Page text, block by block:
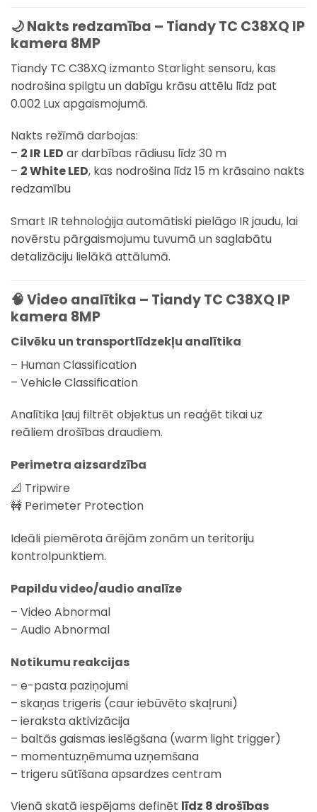
🌙 Nakts redzamība – Tiandy TC C38XQ IP
kamera 8MP
Tiandy TC C38XQ izmanto Starlight sensoru, kas
nodrošina spilgtu un dabīgu krāsu attēlu līdz pat
0.002 Lux apgaismojumā.
Nakts režīmā darbojas:
– 2 IR LED ar darbības rādiusu līdz 30 m
– 2 White LED, kas nodrošina līdz 15 m krāsaino nakts
redzamību
Smart IR tehnoloģija automātiski pielāgo IR jaudu, lai
novērstu pārgaismojumu tuvumā un saglabātu
detalizāciju lielākā attālumā.
🧠 Video analītika – Tiandy TC C38XQ IP
kamera 8MP
Cilvēku un transportlīdzekļu analītika
– Human Classification
– Vehicle Classification
Analītika ļauj filtrēt objektus un reaģēt tikai uz
reāliem drošības draudiem.
Perimetra aizsardzība
📐 Tripwire
🚧 Perimeter Protection
Ideāli piemērota ārējām zonām un teritoriju
kontrolpunktiem.
Papildu video/audio analīze
– Video Abnormal
– Audio Abnormal
Notikumu reakcijas
– e-pasta paziņojumi
– skaņas trigeris (caur iebūvēto skaļruni)
– ieraksta aktivizācija
– baltās gaismas ieslēgšana (warm light trigger)
– momentuzņēmuma uzņemšana
– trigeru sūtīšana apsardzes centram
Vienā skatā iespējams definēt līdz 8 drošības